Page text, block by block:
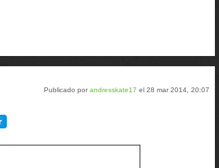
Publicado porandresskate17 el 28 mar 2014, 20:07